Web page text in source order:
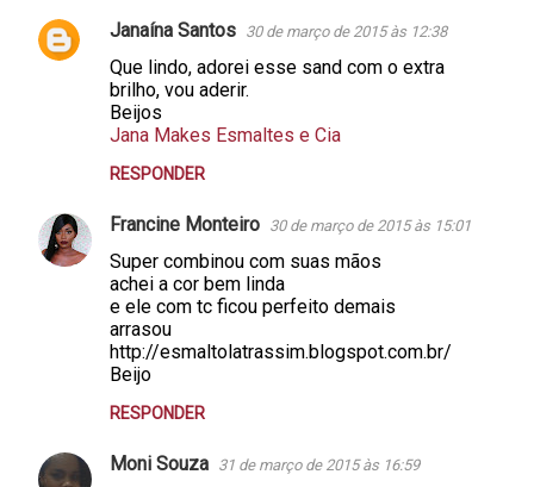
Janaína Santos 30 de março de 2015 às 12:38
Que lindo, adorei esse sand com o extra
brilho, vou aderir.
Beijos
Jana Makes Esmaltes e Cia
RESPONDER
Francine Monteiro 30 de março de 2015 às 15:01
Super combinou com suas mãos
achei a cor bem linda
e ele com tc ficou perfeito demais
arrasou
http://esmaltolatrassim.blogspot.com.br/
Beijo
RESPONDER
Moni Souza 31 de março de 2015 às 16:59